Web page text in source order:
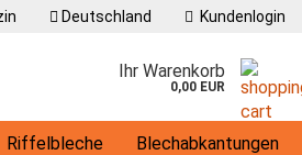
Deutschland Kundenlogin
Ihr Warenkorb
0,00 EUR
Riffelbleche Blechabkantungen